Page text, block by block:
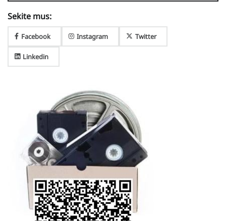
Sekite mus:
Facebook Instagram Twitter
Linkedin